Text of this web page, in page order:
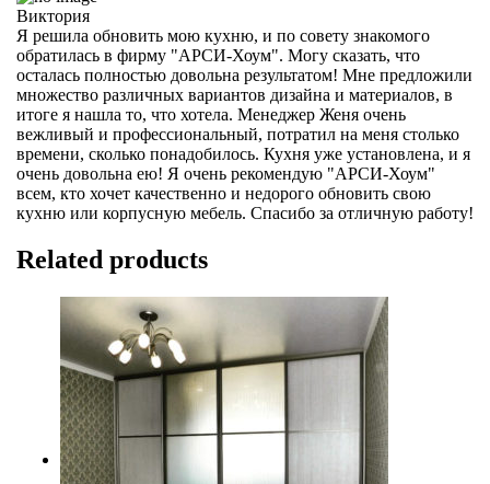
Виктория
Я решила обновить мою кухню, и по совету знакомого
обратилась в фирму "АРСИ-Хоум". Могу сказать, что
осталась полностью довольна результатом! Мне предложили
множество различных вариантов дизайна и материалов, в
итоге я нашла то, что хотела. Менеджер Женя очень
вежливый и профессиональный, потратил на меня столько
времени, сколько понадобилось. Кухня уже установлена, и я
очень довольна ею! Я очень рекомендую "АРСИ-Хоум"
всем, кто хочет качественно и недорого обновить свою
кухню или корпусную мебель. Спасибо за отличную работу!
Related products